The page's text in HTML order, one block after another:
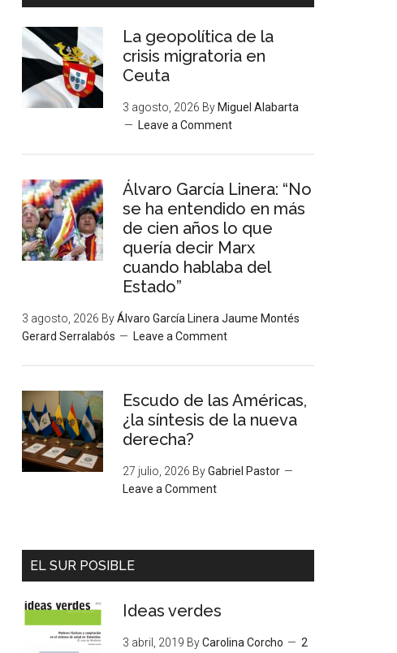
La geopolítica de la
crisis migratoria en
Ceuta
3 agosto, 2026 By Miguel Alabarta
Leave a Comment
Álvaro García Linera: “No
se ha entendido en más
de cien años lo que
quería decir Marx
cuando hablaba del
Estado”
3 agosto, 2026 ByÁlvaro García Linera Jaume Montés
Gerard Serralabós
Leave a Comment
Escudo de las Américas,
¿la síntesis de la nueva
derecha?
27 julio, 2026 ByGabriel Pastor
Leave a Comment
EL SUR POSIBLE
Ideas verdes
3 abril, 2019 ByCarolina Corcho
2